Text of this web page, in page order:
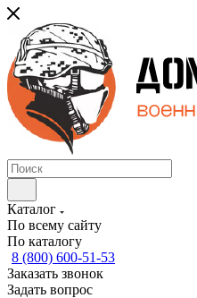
Каталог
По всему сайту
По каталогу
8 (800) 600-51-53
Заказать звонок
Задать вопрос